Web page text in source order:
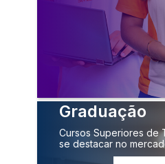
Graduação
Cursos Superiores de
se destacar no